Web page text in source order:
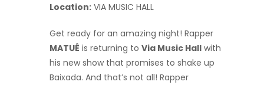
Location: VIA MUSIC HALL
Get ready for an amazing night! Rapper
MATUÊ is returning to Via Music Hall with
his new show that promises to shake up
Baixada. And that’s not all! Rapper